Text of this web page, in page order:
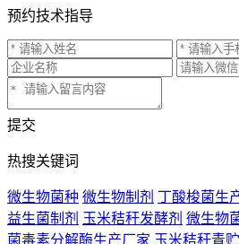
预约技术指导
提交
热搜关键词
微生物菌种 微生物制剂 丁酸梭菌生
益生菌制剂 玉米秸秆发酵剂 微生物
菌毒素分解酶生产厂家 玉米秸秆青